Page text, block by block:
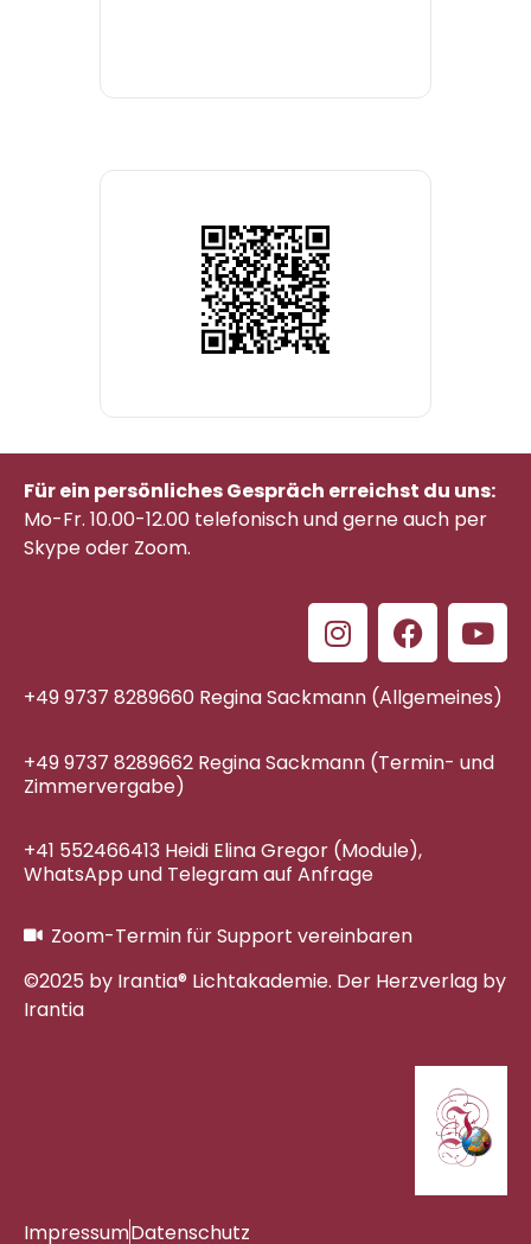
Für ein persönliches Gespräch erreichst du uns:
Mo-Fr. 10.00-12.00 telefonischund gerne auch per
Skype oder Zoom.
+49 9737 8289660 Regina Sackmann (Allgemeines)
+49 9737 8289662 Regina Sackmann (Termin- und
Zimmervergabe)
+41 552466413 Heidi Elina Gregor (Module),
WhatsApp und Telegram auf Anfrage
Zoom-Termin für Support vereinbaren
©2025 by Irantia® Lichtakademie. Der Herzverlag by
Irantia
ImpressumDatenschutz